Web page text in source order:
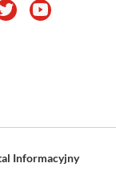
Informacyjny